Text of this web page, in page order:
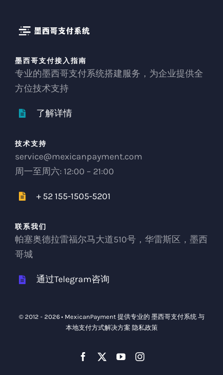
墨西哥支付接入指南
专业的墨西哥支付系统搭建服务，为企业提供全
方位技术支持
了解详情
技术支持
service@mexicanpayment.com
周一至周六: 12:00 – 21:00
+ 52 155-1505-5201
联系我们
帕塞奥德拉雷福尔马大道510号，华雷斯区，墨西
哥城
通过Telegram咨询
© 2012 - 2026 • MexicanPayment提供专业的 墨西哥支付系统与
本地支付方式解决方案 隐私政策